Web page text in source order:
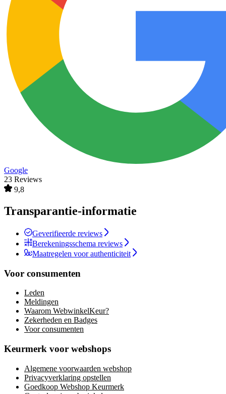
Google
23 Reviews
9,8
Transparantie-informatie
Geverifieerde reviews
Berekeningsschema reviews
Maatregelen voor authenticiteit
Voor consumenten
Leden
Meldingen
Waarom WebwinkelKeur?
Zekerheden en Badges
Voor consumenten
Keurmerk voor webshops
Algemene voorwaarden webshop
Privacyverklaring opstellen
Goedkoop Webshop Keurmerk